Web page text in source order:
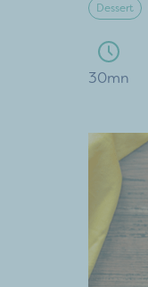
Dessert
30mn